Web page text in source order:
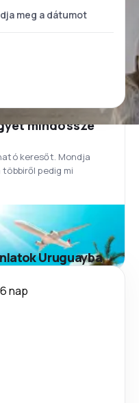
mindössze
keresőt. Mondja
pedig mi
Uruguayba
nap